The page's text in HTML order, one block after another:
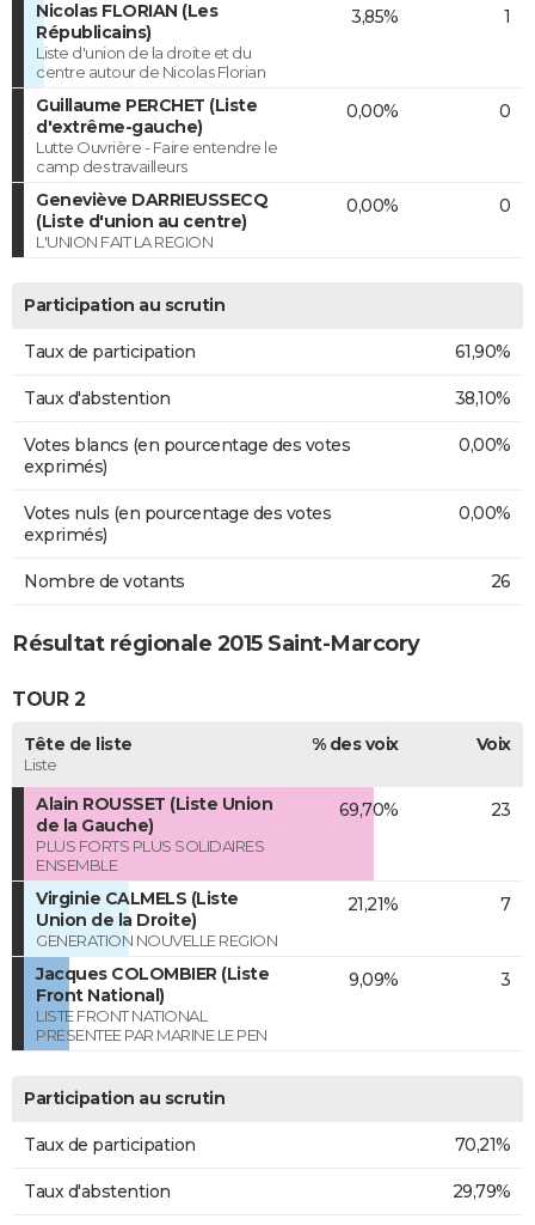
Nicolas FLORIAN (Les
Républicains)
Liste d'union de la droite et du
centre autour de Nicolas Florian
3,85% 1
Guillaume PERCHET (Liste
d'extrême-gauche)
Lutte Ouvrière - Faire entendre le
camp des travailleurs
0,00% 0
Geneviève DARRIEUSSECQ
(Liste d'union au centre)
L'UNION FAIT LA REGION
0,00% 0
Participation au scrutin
Taux de participation 61,90%
Taux d'abstention 38,10%
Votes blancs (en pourcentage des votes
exprimés)
0,00%
Votes nuls (en pourcentage des votes
exprimés)
0,00%
Nombre de votants 26
Résultat régionale 2015 Saint-Marcory
TOUR 2
Tête de liste
Liste
% des voix Voix
Alain ROUSSET (Liste Union
de la Gauche)
PLUS FORTS PLUS SOLIDAIRES
ENSEMBLE
69,70% 23
Virginie CALMELS (Liste
Union de la Droite)
GENERATION NOUVELLE REGION
21,21% 7
Jacques COLOMBIER (Liste
Front National)
LISTE FRONT NATIONAL
PRESENTEE PAR MARINE LE PEN
9,09% 3
Participation au scrutin
Taux de participation 70,21%
Taux d'abstention 29,79%